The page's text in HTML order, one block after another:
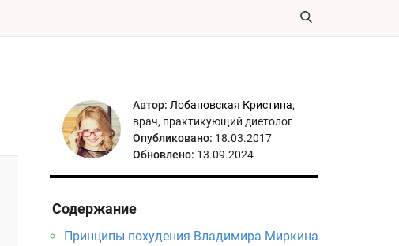
Автор: Лобановская Кристина,
врач, практикующий диетолог
Опубликовано: 18.03.2017
Обновлено: 13.09.2024
Содержание
Принципы похудения Владимира Миркина